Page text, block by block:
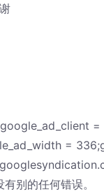
=
别的任何错误。